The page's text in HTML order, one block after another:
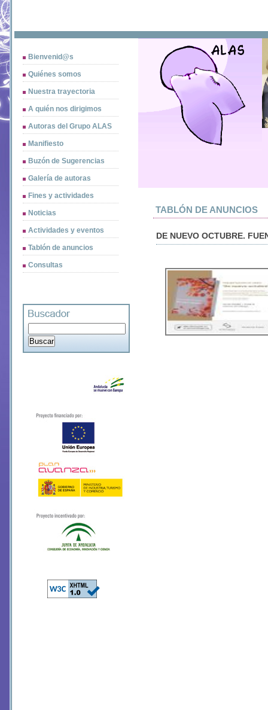
Bienvenid@s
Quiénes somos
Nuestra trayectoria
A quién nos dirigimos
Autoras del Grupo ALAS
Manifiesto
Buzón de Sugerencias
Galería de autoras
Fines y actividades
Noticias
Actividades y eventos
Tablón de anuncios
Consultas
TABLÓN DE ANUNCIOS
DE NUEVO OCTUBRE.